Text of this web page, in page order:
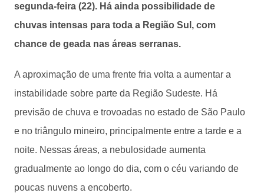
segunda-feira (22). Há ainda possibilidade de
chuvas intensas para toda a Região Sul, com
chance de geada nas áreas serranas.
A aproximação de uma frente fria volta a aumentar a
instabilidade sobre parte da Região Sudeste. Há
previsão de chuva e trovoadas no estado de São Paulo
e no triângulo mineiro, principalmente entre a tarde e a
noite. Nessas áreas, a nebulosidade aumenta
gradualmente ao longo do dia, com o céu variando de
poucas nuvens a encoberto.